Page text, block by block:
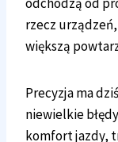
odchodzą od
rzecz
większą
Precyzja ma
niewielkie
komfort jazdy,